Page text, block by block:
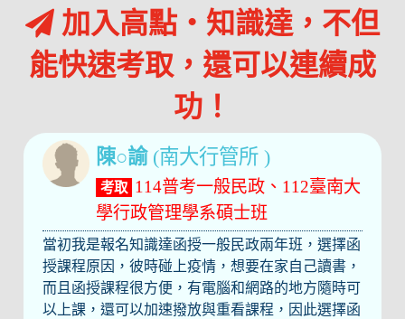
加入高點‧知識達，不但
能快速考取，還可以連續成
功！
陳○諭(南大行管所 )
考取 114普考一般民政、112臺南大
學行政管理學系碩士班
當初我是報名知識達函授一般民政兩年班，選擇函
授課程原因，彼時碰上疫情，想要在家自己讀書，
而且函授課程很方便，有電腦和網路的地方隨時可
以上課，還可以加速撥放與重看課程，因此選擇函